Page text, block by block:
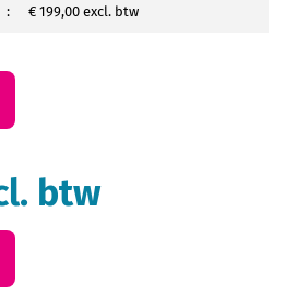
: € 199,00 excl. btw
btw